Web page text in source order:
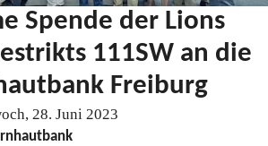
Spende der Lions
111SW an die
Freiburg
28. Juni 2023